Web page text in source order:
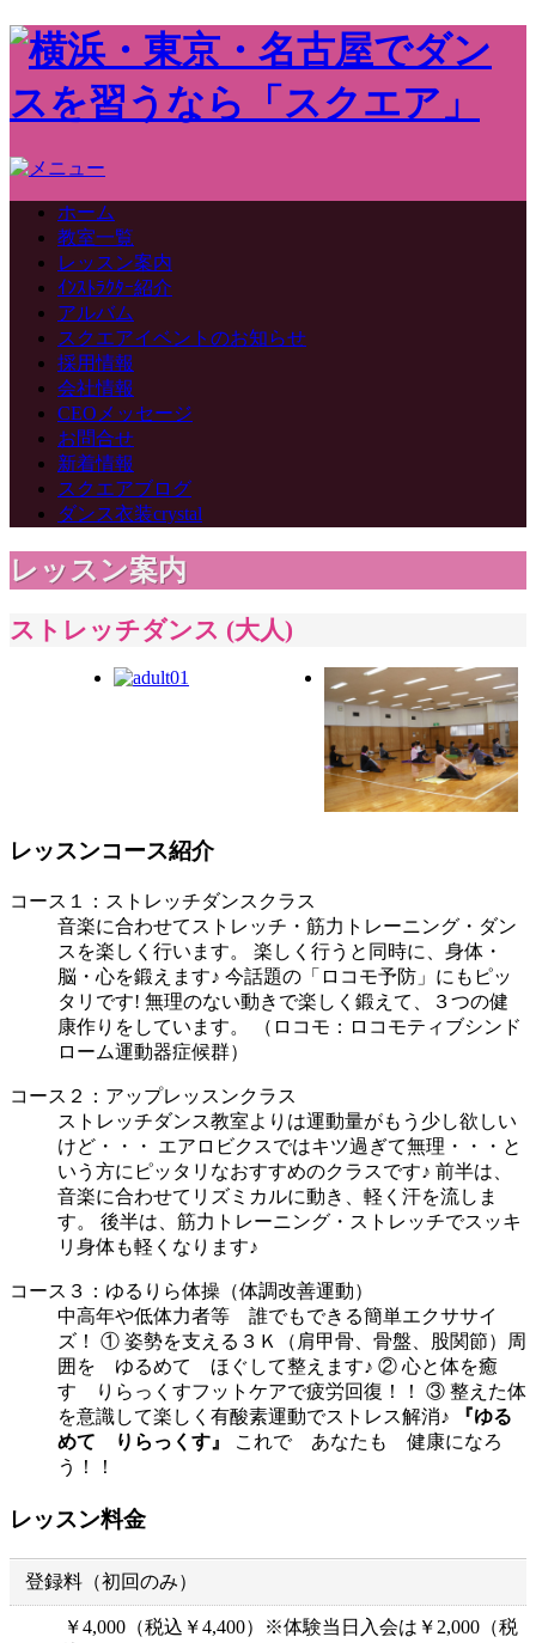
ホーム
教室一覧
レッスン案内
ｲﾝｽﾄﾗｸﾀｰ紹介
アルバム
スクエアイベントのお知らせ
採用情報
会社情報
CEOメッセージ
お問合せ
新着情報
スクエアブログ
ダンス衣装crystal
レッスン案内
ストレッチダンス (大人)
レッスンコース紹介
コース１：ストレッチダンスクラス
音楽に合わせてストレッチ・筋力トレーニング・ダン
スを楽しく行います。 楽しく行うと同時に、身体・
脳・心を鍛えます♪ 今話題の「ロコモ予防」にもピッ
タリです! 無理のない動きで楽しく鍛えて、３つの健
康作りをしています。 （ロコモ：ロコモティブシンド
ローム運動器症候群）
コース２：アップレッスンクラス
ストレッチダンス教室よりは運動量がもう少し欲しい
けど・・・ エアロビクスではキツ過ぎて無理・・・と
いう方にピッタリなおすすめのクラスです♪ 前半は、
音楽に合わせてリズミカルに動き、軽く汗を流しま
す。 後半は、筋力トレーニング・ストレッチでスッキ
リ身体も軽くなります♪
コース３：ゆるりら体操（体調改善運動）
中高年や低体力者等 誰でもできる簡単エクササイ
ズ！ ① 姿勢を支える３Ｋ（肩甲骨、骨盤、股関節）周
囲を ゆるめて ほぐして整えます♪ ② 心と体を癒
す りらっくすフットケアで疲労回復！！ ③ 整えた体
を意識して楽しく有酸素運動でストレス解消♪
『ゆる
めて りらっくす』
これで あなたも 健康になろ
う！！
レッスン料金
登録料（初回のみ）
￥4,000（税込￥4,400）※体験当日入会は￥2,000（税